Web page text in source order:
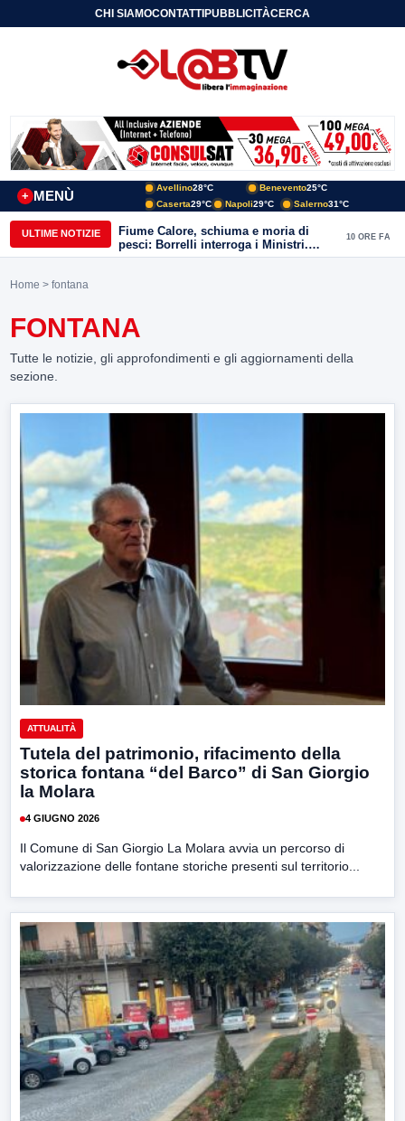
CHI SIAMOCONTATTIPUBBLICITÀCERCA
MENÙ
+
Avellino28°C Benevento25°C
Caserta29°C Napoli29°C Salerno31°C
ULTIME NOTIZIE
Fiume Calore, schiuma e moria di
pesci: Borrelli interroga i Ministri.
“Benevento paga l’assenza del
10 ORE FA
Home > fontana
FONTANA
Tutte le notizie, gli approfondimenti e gli aggiornamenti della
sezione.
ATTUALITÀ
Tutela del patrimonio, rifacimento della
storica fontana “del Barco” di San Giorgio
la Molara
4 GIUGNO 2026
Il Comune di San Giorgio La Molara avvia un percorso di
valorizzazione delle fontane storiche presenti sul territorio...